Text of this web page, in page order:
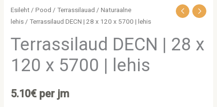
Esileht /Pood /Terrassilauad /Naturaalne
lehis / Terrassilaud DECN | 28 x 120 x 5700 | lehis
Terrassilaud DECN | 28 x
120 x 5700 | lehis
5.10€ per jm
lehis
kogus